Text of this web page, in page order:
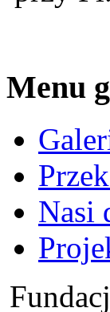
Menu
Nasi